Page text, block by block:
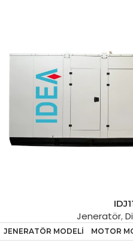
Jeneratör,
JENERATÖR MODELİ MOTOR